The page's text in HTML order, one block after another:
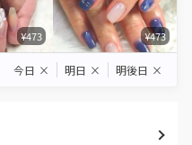
¥473 ¥473
今日 × 明日 × 明後日 ×